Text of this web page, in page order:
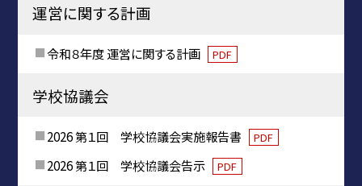
運営に関する計画
令和８年度 運営に関する計画 PDF
学校協議会
2026 第１回 学校協議会実施報告書 PDF
2026 第１回 学校協議会告示 PDF